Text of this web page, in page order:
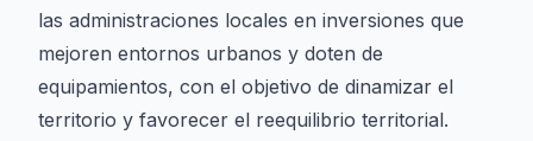
las administraciones locales en inversiones que
mejoren entornos urbanos y doten de
equipamientos, con el objetivo de dinamizar el
territorio y favorecer el reequilibrio territorial.